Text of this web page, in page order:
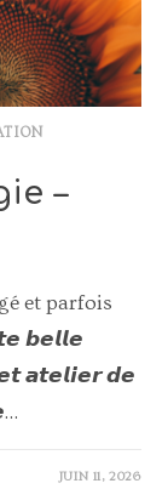
–
et parfois
𝙗𝙚𝙡𝙡𝙚
𝙖𝙩𝙚𝙡𝙞𝙚𝙧 𝙙𝙚
JUIN 11, 2026